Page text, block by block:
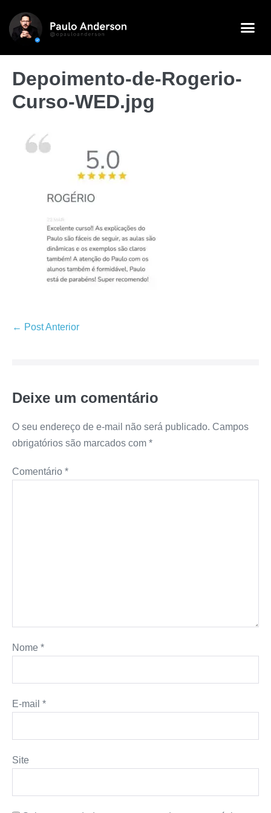
Depoimento-de-Rogerio-
Curso-WED.jpg
← Post Anterior
Deixe um comentário
O seu endereço de e-mail não será publicado. Campos
obrigatórios são marcados com *
Comentário *
Nome *
E-mail *
Site